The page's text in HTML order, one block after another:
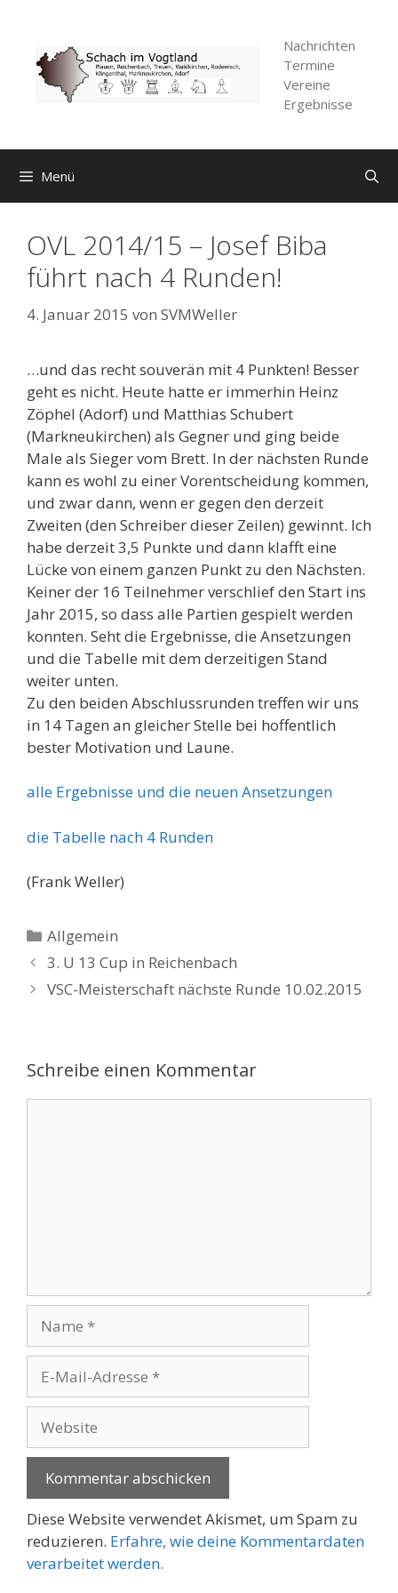
springen
Nachrichten
Termine
Vereine
Ergebnisse
Menü
OVL 2014/15 – Josef Biba
führt nach 4 Runden!
4. Januar 2015 von SVMWeller
…und das recht souverän mit 4 Punkten! Besser
geht es nicht. Heute hatte er immerhin Heinz
Zöphel (Adorf) und Matthias Schubert
(Markneukirchen) als Gegner und ging beide
Male als Sieger vom Brett. In der nächsten Runde
kann es wohl zu einer Vorentscheidung kommen,
und zwar dann, wenn er gegen den derzeit
Zweiten (den Schreiber dieser Zeilen) gewinnt. Ich
habe derzeit 3,5 Punkte und dann klafft eine
Lücke von einem ganzen Punkt zu den Nächsten.
Keiner der 16 Teilnehmer verschlief den Start ins
Jahr 2015, so dass alle Partien gespielt werden
konnten. Seht die Ergebnisse, die Ansetzungen
und die Tabelle mit dem derzeitigen Stand
weiter unten.
Zu den beiden Abschlussrunden treffen wir uns
in 14 Tagen an gleicher Stelle bei hoffentlich
bester Motivation und Laune.
alle Ergebnisse und die neuen Ansetzungen
die Tabelle nach 4 Runden
(Frank Weller)
Kategorien
Allgemein
3. U 13 Cup in Reichenbach
VSC-Meisterschaft nächste Runde 10.02.2015
Schreibe einen Kommentar
Mail-
Adresse
Diese Website verwendet Akismet, um Spam zu
reduzieren. Erfahre, wie deine Kommentardaten
verarbeitet werden.